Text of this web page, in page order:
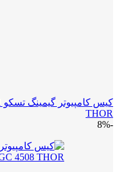
THOR
-8%